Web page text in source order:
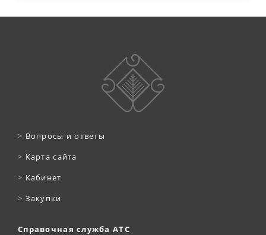
> Вопросы и ответы
> Карта сайта
> Кабинет
> Закупки
Справочная служба АТС